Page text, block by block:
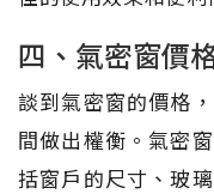
四、氣密窗價
談到氣密窗的價格
間做出權衡。氣密
括窗戶的尺寸、玻